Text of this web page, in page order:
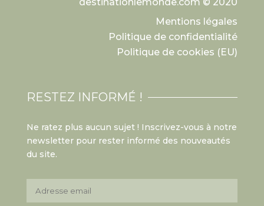
Mentions légales
Politique de confidentialité
Politique de cookies (EU)
RESTEZ INFORMÉ !
Ne ratez plus aucun sujet ! Inscrivez-vous à notre
newsletter pour rester informé des nouveautés
du site.